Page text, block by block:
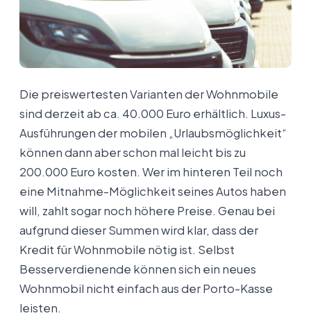
Die preiswertesten Varianten der Wohnmobile
sind derzeit ab ca. 40.000 Euro erhältlich. Luxus-
Ausführungen der mobilen „Urlaubsmöglichkeit“
können dann aber schon mal leicht bis zu
200.000 Euro kosten. Wer im hinteren Teil noch
eine Mitnahme-Möglichkeit seines Autos haben
will, zahlt sogar noch höhere Preise. Genau bei
aufgrund dieser Summen wird klar, dass der
Kredit für Wohnmobile nötig ist. Selbst
Besserverdienende können sich ein neues
Wohnmobil nicht einfach aus der Porto-Kasse
leisten.